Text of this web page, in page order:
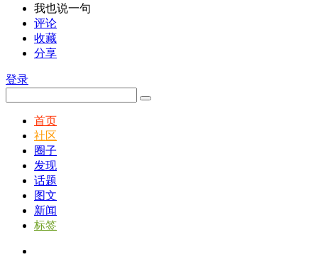
我也说一句
评论
收藏
分享
登录
首页
社区
圈子
发现
话题
图文
新闻
标签